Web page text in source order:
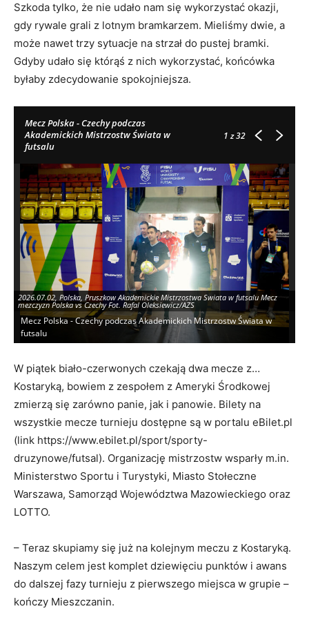
Szkoda tylko, że nie udało nam się wykorzystać okazji,
gdy rywale grali z lotnym bramkarzem. Mieliśmy dwie, a
może nawet trzy sytuacje na strzał do pustej bramki.
Gdyby udało się którąś z nich wykorzystać, końcówka
byłaby zdecydowanie spokojniejsza.
Mecz Polska - Czechy podczas
Akademickich Mistrzostw Świata w
futsalu
1z 32
2026.07.02, Polska, Pruszkow Akademickie Mistrzostwa Swiata w futsalu Mecz
mezczyzn Polska vs Czechy Fot. Rafal Oleksiewicz/AZS
Mecz Polska - Czechy podczas Akademickich Mistrzostw Świata w
futsalu
W piątek biało-czerwonych czekają dwa mecze z…
Kostaryką, bowiem z zespołem z Ameryki Środkowej
zmierzą się zarówno panie, jak i panowie. Bilety na
wszystkie mecze turnieju dostępne są w portalu eBilet.pl
(link https://www.ebilet.pl/sport/sporty-
druzynowe/futsal). Organizację mistrzostw wsparły m.in.
Ministerstwo Sportu i Turystyki, Miasto Stołeczne
Warszawa, Samorząd Województwa Mazowieckiego oraz
LOTTO.
– Teraz skupiamy się już na kolejnym meczu z Kostaryką.
Naszym celem jest komplet dziewięciu punktów i awans
do dalszej fazy turnieju z pierwszego miejsca w grupie –
kończy Mieszczanin.